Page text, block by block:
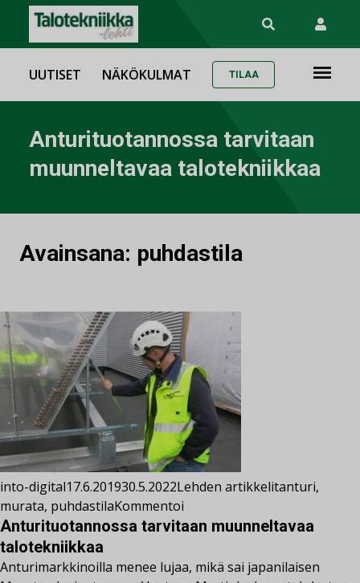
UUTISET NÄKÖKULMAT TILAA
Anturituotannossa tarvitaan
muunneltavaa talotekniikkaa
Avainsana: puhdastila
into-digital17.6.201930.5.2022Lehden artikkelitanturi,
murata, puhdastilaKommentoi
Anturituotannossa tarvitaan muunneltavaa
talotekniikkaa
Anturimarkkinoilla menee lujaa, mikä sai japanilaisen